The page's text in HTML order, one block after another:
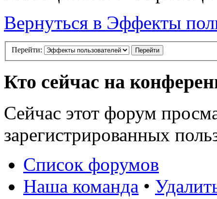
Вернуться в Эффекты
Перейти:
Кто сейчас на
Сейчас этот форум
зарегистрированных
Список форумов
Наша команда •